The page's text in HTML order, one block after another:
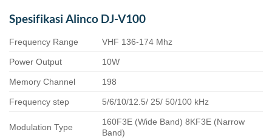
Spesifikasi Alinco DJ-V100
Frequency Range VHF 136-174 Mhz
Power Output 10W
Memory Channel 198
Frequency step 5/6/10/12.5/ 25/ 50/100 kHz
Modulation Type
160F3E (Wide Band) 8KF3E (Narrow
Band)